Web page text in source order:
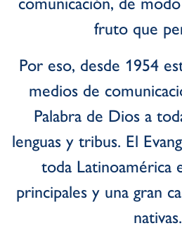
fruto que
Por eso, desde 1954
medios de
Palabra de Dios a
lenguas y tribus. El
toda Latinoamérica
principales y una gran
nativas.